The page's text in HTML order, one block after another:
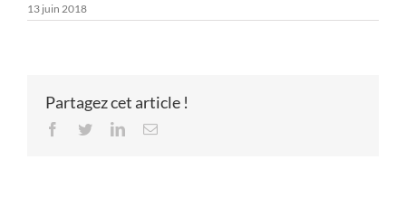
13 juin 2018
Partagez cet article !
Facebook
TwitterLinkedInEmail